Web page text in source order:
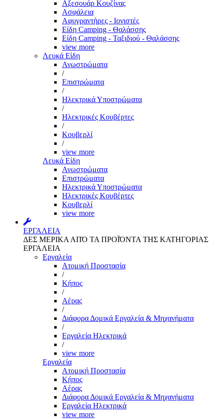
Αξεσουάρ Κουζίνας
Ασφάλεια
Αφυγραντήρες - Ιονιστές
Είδη Camping - Θαλάσσης
Είδη Camping - Ταξιδιού - Θαλάσσης
view more
Λευκά Είδη
Ανωστρώματα
/
Επιστρώματα
/
Ηλεκτρικά Υποστρώματα
/
Ηλεκτρικές Κουβέρτες
/
Κουβερλί
/
view more
Λευκά Είδη
Ανωστρώματα
Επιστρώματα
Ηλεκτρικά Υποστρώματα
Ηλεκτρικές Κουβέρτες
Κουβερλί
view more
ΕΡΓΑΛΕΙΑ
ΔΕΣ ΜΕΡΙΚΑ ΑΠΌ ΤΑ ΠΡΟΪΌΝΤΑ ΤΗΣ ΚΑΤΗΓΟΡΙΑΣ
ΕΡΓΑΛΕΙΑ
Εργαλεία
Aτομική Προστασία
/
Kήπος
/
Αέρας
/
Διάφορα Δομικά Εργαλεία & Μηχανήματα
/
Εργαλεία Ηλεκτρικά
/
view more
Εργαλεία
Aτομική Προστασία
Kήπος
Αέρας
Διάφορα Δομικά Εργαλεία & Μηχανήματα
Εργαλεία Ηλεκτρικά
view more